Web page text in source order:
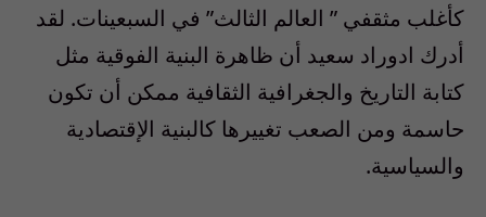
كأغلب مثقفي ” العالم الثالث” في السبعينات. لقد
أدرك ادوراد سعيد أن ظاهرة البنية الفوقية مثل
كتابة التاريخ والجغرافية الثقافية ممكن أن تكون
حاسمة ومن الصعب تغييرها كالبنية الإقتصادية
والسياسية.